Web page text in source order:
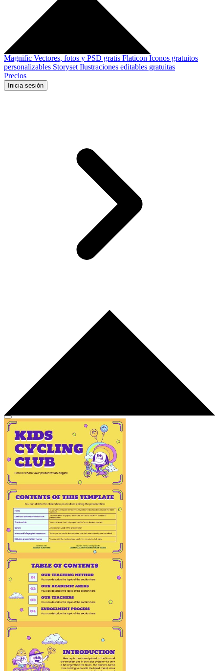
Magnific Vectores, fotos y PSD gratis Flaticon Iconos gratuitos
personalizables Storyset Ilustraciones editables gratuitas
Precios
Inicia sesión